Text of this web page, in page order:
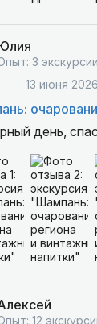
3 экскурсии
13 июня 2026
день,
12